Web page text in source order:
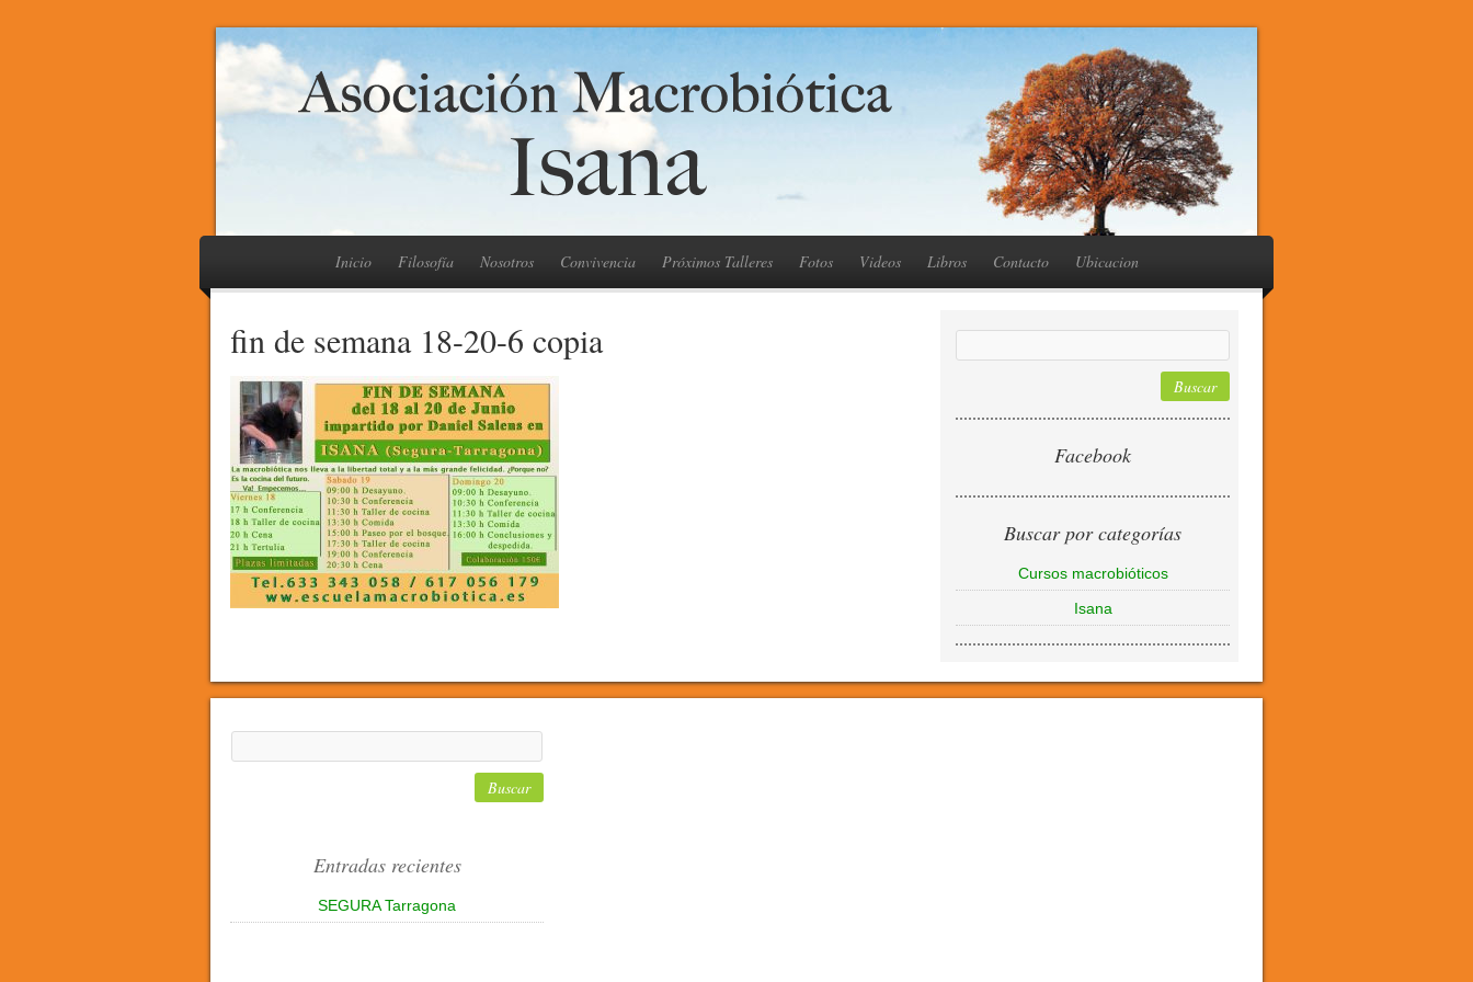
Inicio Filosofía Nosotros Convivencia Próximos Talleres Fotos Videos Libros Contacto Ubicacion
fin de semana 18-20-6 copia
Facebook
Buscar por categorías
Cursos macrobióticos
Isana
Entradas recientes
SEGURA Tarragona